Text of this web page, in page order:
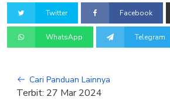
Twitter Facebook
WhatsApp Telegram
Cari Panduan Lainnya
Terbit: 27 Mar 2024